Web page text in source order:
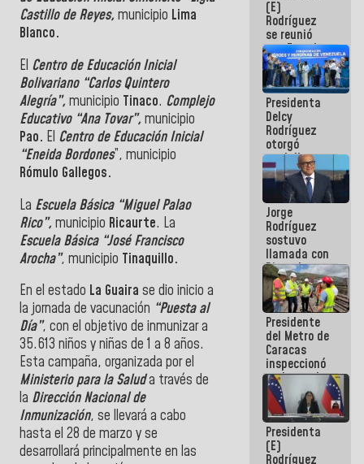
Castillo de Reyes, municipio Lima
Blanco.
El Centro de Educación Inicial
Bolivariano “Carlos Quintero
Alegría”, municipio Tinaco. Complejo
Educativo “Ana Tovar”, municipio
Pao. El Centro de Educación Inicial
“Eneida Bordones”, municipio
Rómulo Gallegos.
La Escuela Básica “Miguel Palao
Rico”, municipio Ricaurte. La
Escuela Básica “José Francisco
Arocha”, municipio Tinaquillo.
En el estado La Guaira se dio inicio a
la jornada de vacunación “Puesta al
Día”, con el objetivo de inmunizar a
35.613 niños y niñas de 1 a 8 años.
Esta campaña, organizada por el
Ministerio para la Saluda través de
la Dirección Nacional de
Inmunización, se llevará a cabo
hasta el 28 de marzo y se
desarrollará principalmente en las
(E)
Rodríguez
se reunió
con Estado
Mayor
Eléctrico
para
abordar
planes de
acción
Presidenta
Delcy
Rodríguez
otorgó
medalla
"Héroe de
Venezuela"
a servidores
públicos
Jorge
Rodríguez
sostuvo
llamada con
Dinorah
Figuera y
acuerdan
primer
encuentro
presencial
para el
diálogo
Presidente
del Metro de
Caracas
inspeccionó
trabajos de
rehabilitación
y
modernización
de la vía
férrea
Presidenta
(E)
Rodríguez